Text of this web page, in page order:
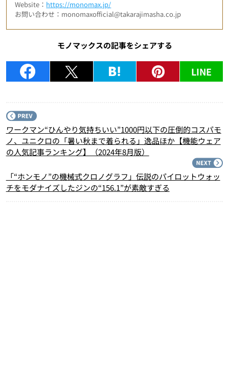
Website： https://monomax.jp/
お問い合わせ：monomaxofficial@takarajimasha.co.jp
モノマックスの記事をシェアする
LINE
ワークマン“ひんやり気持ちいい”1000円以下の圧倒的コスパモ
ノ、ユニクロの「暑い秋まで着られる」逸品ほか【機能ウェア
の人気記事ランキング】（2024年8月版）
「“ホンモノ”の機械式クロノグラフ」伝説のパイロットウォッ
チをモダナイズしたジンの“156.1”が素敵すぎる